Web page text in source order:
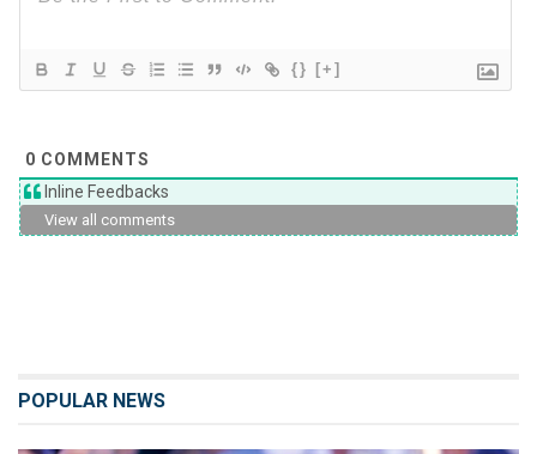
{} [+]
0 COMMENTS
Inline Feedbacks
View all comments
POPULAR NEWS